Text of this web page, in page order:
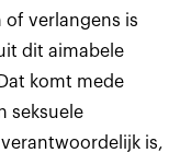
of verlangens is
dit aimabele
komt mede
seksuele
is,